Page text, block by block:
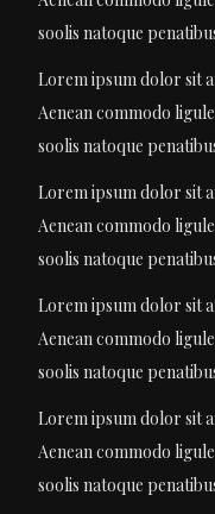
soolis natoque
Lorem ipsum dolor sit
Aenean commodo
soolis natoque
Lorem ipsum dolor sit
Aenean commodo
soolis natoque
Lorem ipsum dolor sit
Aenean commodo
soolis natoque
Lorem ipsum dolor sit
Aenean commodo
soolis natoque